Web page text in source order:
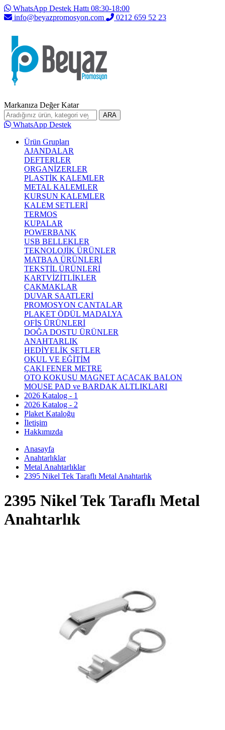
WhatsApp Destek Hattı 08:30-18:00
info@beyazpromosyon.com
0212 659 52 23
Markanıza Değer Katar
ARA
WhatsApp Destek
Ürün Grupları
AJANDALAR
DEFTERLER
ORGANİZERLER
PLASTİK KALEMLER
METAL KALEMLER
KURŞUN KALEMLER
KALEM SETLERİ
TERMOS
KUPALAR
POWERBANK
USB BELLEKLER
TEKNOLOJİK ÜRÜNLER
MATBAA ÜRÜNLERİ
TEKSTİL ÜRÜNLERİ
KARTVİZİTLİKLER
ÇAKMAKLAR
DUVAR SAATLERİ
PROMOSYON ÇANTALAR
PLAKET ÖDÜL MADALYA
OFİS ÜRÜNLERİ
DOĞA DOSTU ÜRÜNLER
ANAHTARLIK
HEDİYELİK SETLER
OKUL VE EĞİTİM
ÇAKI FENER METRE
OTO KOKUSU MAGNET AÇACAK BALON
MOUSE PAD ve BARDAK ALTLIKLARI
2026 Katalog - 1
2026 Katalog - 2
Plaket Kataloğu
İletişim
Hakkımızda
Anasayfa
Anahtarlıklar
Metal Anahtarlıklar
2395 Nikel Tek Taraflı Metal Anahtarlık
2395 Nikel Tek Taraflı Metal
Anahtarlık